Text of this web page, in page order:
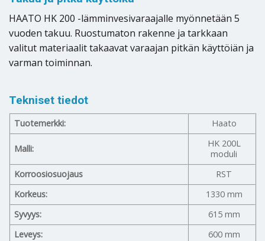
HAATO HK 200 -lämminvesivaraajalle myönnetään 5
vuoden takuu. Ruostumaton rakenne ja tarkkaan
valitut materiaalit takaavat varaajan pitkän käyttöiän ja
varman toiminnan.
Tekniset tiedot
Tuotemerkki: Haato
Malli:
HK 200L
moduli
Korroosiosuojaus
RST
Korkeus:
1330 mm
Syvyys:
615 mm
Leveys:
600 mm